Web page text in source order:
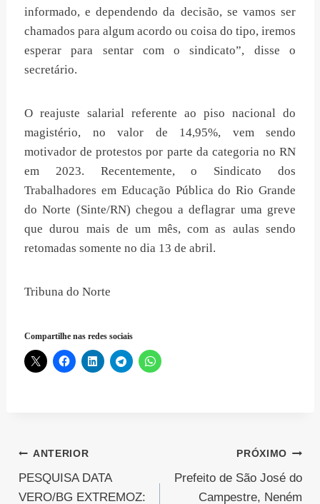
informado, e dependendo da decisão, se vamos ser
chamados para algum acordo ou coisa do tipo, iremos
esperar para sentar com o sindicato”, disse o
secretário.
O reajuste salarial referente ao piso nacional do
magistério, no valor de 14,95%, vem sendo
motivador de protestos por parte da categoria no RN
em 2023. Recentemente, o Sindicato dos
Trabalhadores em Educação Pública do Rio Grande
do Norte (Sinte/RN) chegou a deflagrar uma greve
que durou mais de um mês, com as aulas sendo
retomadas somente no dia 13 de abril.
Tribuna do Norte
Compartilhe nas redes sociais
Navegação
de
ANTERIOR
PESQUISA DATA
VERO/BG EXTREMOZ:
PRÓXIMO
Prefeito de São José do
Campestre, Neném